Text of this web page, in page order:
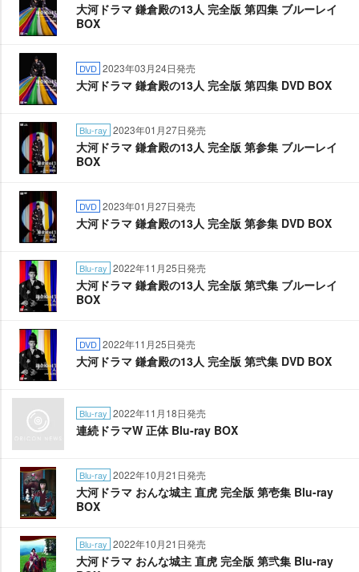
大河ドラマ 鎌倉殿の13人 完全版 第四集 ブルーレイ
BOX
DVD 2023年03月24日発売
大河ドラマ 鎌倉殿の13人 完全版 第四集 DVD BOX
Blu-ray 2023年01月27日発売
大河ドラマ 鎌倉殿の13人 完全版 第参集 ブルーレイ
BOX
DVD 2023年01月27日発売
大河ドラマ 鎌倉殿の13人 完全版 第参集 DVD BOX
Blu-ray 2022年11月25日発売
大河ドラマ 鎌倉殿の13人 完全版 第弐集 ブルーレイ
BOX
DVD 2022年11月25日発売
大河ドラマ 鎌倉殿の13人 完全版 第弐集 DVD BOX
Blu-ray 2022年11月18日発売
連続ドラマW 正体 Blu-ray BOX
Blu-ray 2022年10月21日発売
大河ドラマ おんな城主 直虎 完全版 第壱集 Blu-ray
BOX
Blu-ray 2022年10月21日発売
大河ドラマ おんな城主 直虎 完全版 第弐集 Blu-ray